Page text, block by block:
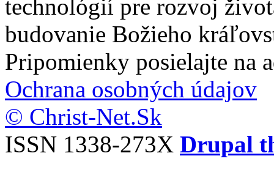
technológií pre rozvoj
budovanie Božieho
Pripomienky posielajte na
Ochrana osobných údajov
© Christ-Net.Sk
ISSN 1338-273X Drupal